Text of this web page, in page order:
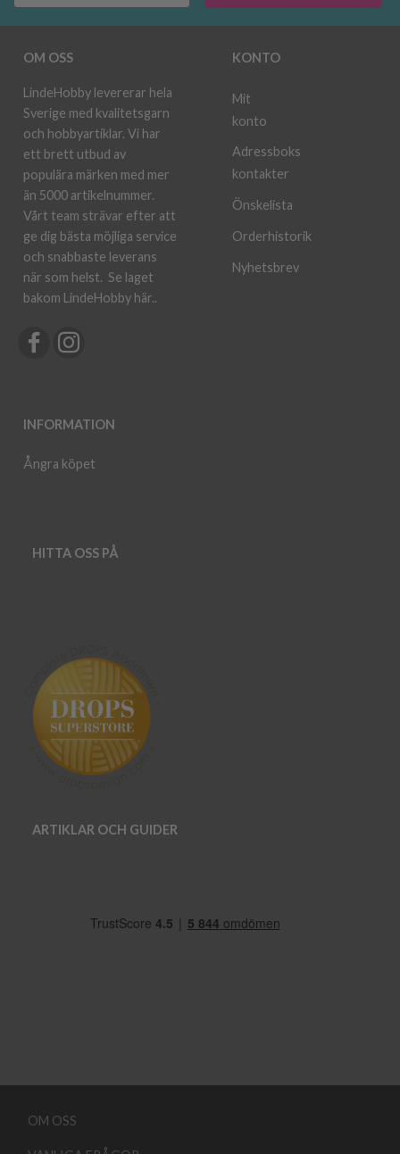
OM OSS
LindeHobby levererar hela
Sverige med kvalitetsgarn
och hobbyartiklar. Vi har
ett brett utbud av
populära märken med mer
än 5000 artikelnummer.
Vårt team strävar efter att
ge dig bästa möjliga service
och snabbaste leverans
när som helst. Se laget
bakom LindeHobby här..
INFORMATION
Ångra köpet
KONTO
Mit
konto
Adressboks
kontakter
Önskelista
Orderhistorik
Nyhetsbrev
HITTA OSS PÅ
ARTIKLAR OCH GUIDER
OM OSS